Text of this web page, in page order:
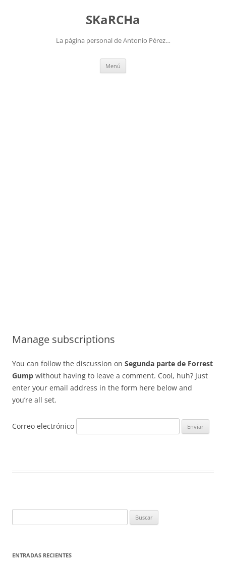
SKaRCHa
La página personal de Antonio Pérez…
Menú
Manage subscriptions
You can follow the discussion on Segunda parte de Forrest
Gump without having to leave a comment. Cool, huh? Just
enter your email address in the form here below and
you’re all set.
Correo electrónico
ENTRADAS RECIENTES